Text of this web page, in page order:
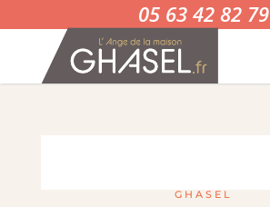
05 63 42 82 79
GHASEL